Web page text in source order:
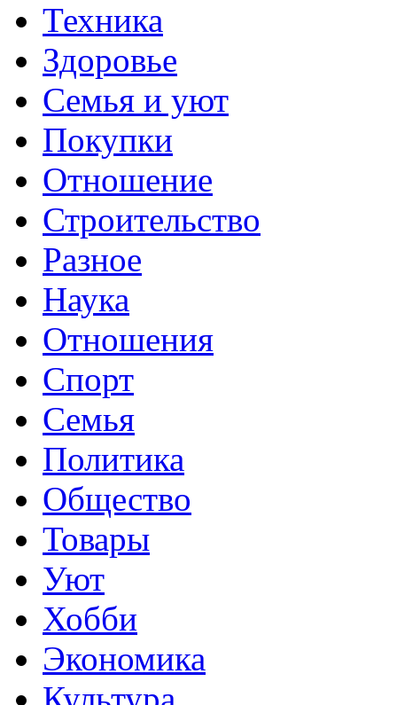
Техника
Здоровье
Семья и уют
Покупки
Отношение
Строительство
Разное
Наука
Отношения
Спорт
Семья
Политика
Общество
Товары
Уют
Хобби
Экономика